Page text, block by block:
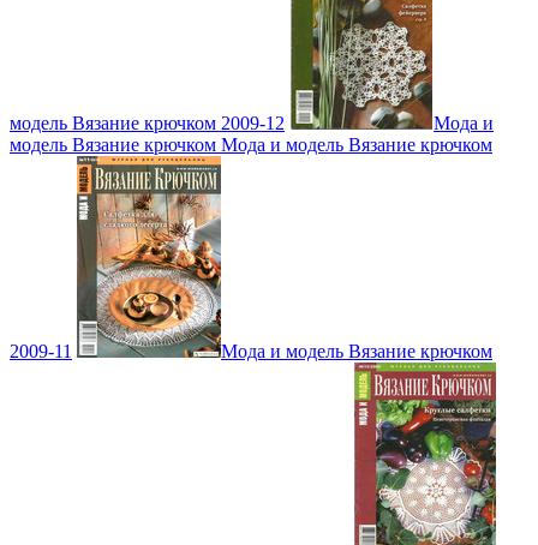
модель Вязание крючком 2009-12
Мода и
модель Вязание крючком Мода и модель Вязание крючком
2009-11 Мода и модель Вязание крючком